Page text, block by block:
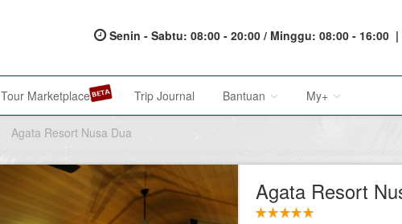
Senin - Sabtu: 08:00 - 20:00 / Minggu: 08:00 - 16:00 |
Tour Marketplace Trip Journal Bantuan
About Us
Metode Pembayaran
My+
My Account
My Reservations
Agata Resort Nusa Dua
Agata Resort